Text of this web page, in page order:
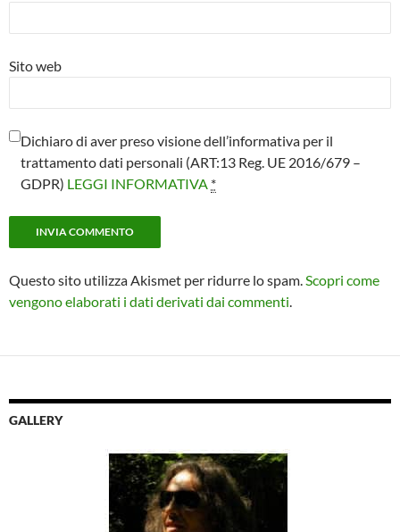
Sito web
Dichiaro di aver preso visione dell’informativa per il
trattamento dati personali (ART:13 Reg. UE 2016/679 –
GDPR) LEGGI INFORMATIVA *
Questo sito utilizza Akismet per ridurre lo spam.Scopri come
vengono elaborati i dati derivati dai commenti.
GALLERY